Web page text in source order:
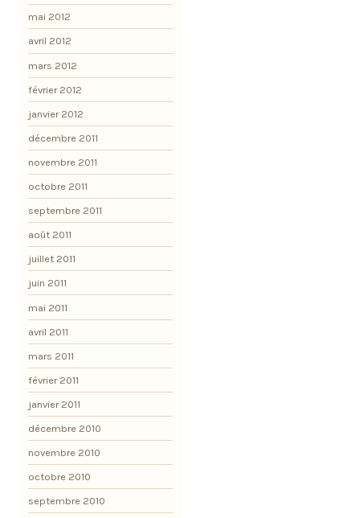
mai 2012
avril 2012
mars 2012
février 2012
janvier 2012
décembre 2011
novembre 2011
octobre 2011
septembre 2011
août 2011
juillet 2011
juin 2011
mai 2011
avril 2011
mars 2011
février 2011
janvier 2011
décembre 2010
novembre 2010
octobre 2010
septembre 2010